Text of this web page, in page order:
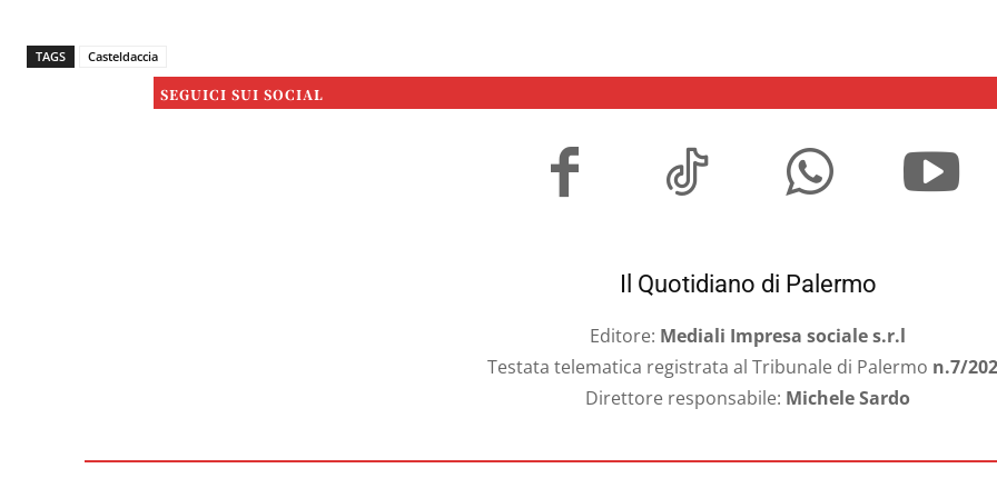
TAGS Casteldaccia
SEGUICI SUI SOCIAL
Il Quotidiano di Palermo
Editore: Mediali Impresa sociale s.r.l
Testata telematica registrata al Tribunale di Palermo n.7/
Direttore responsabile: Michele Sardo